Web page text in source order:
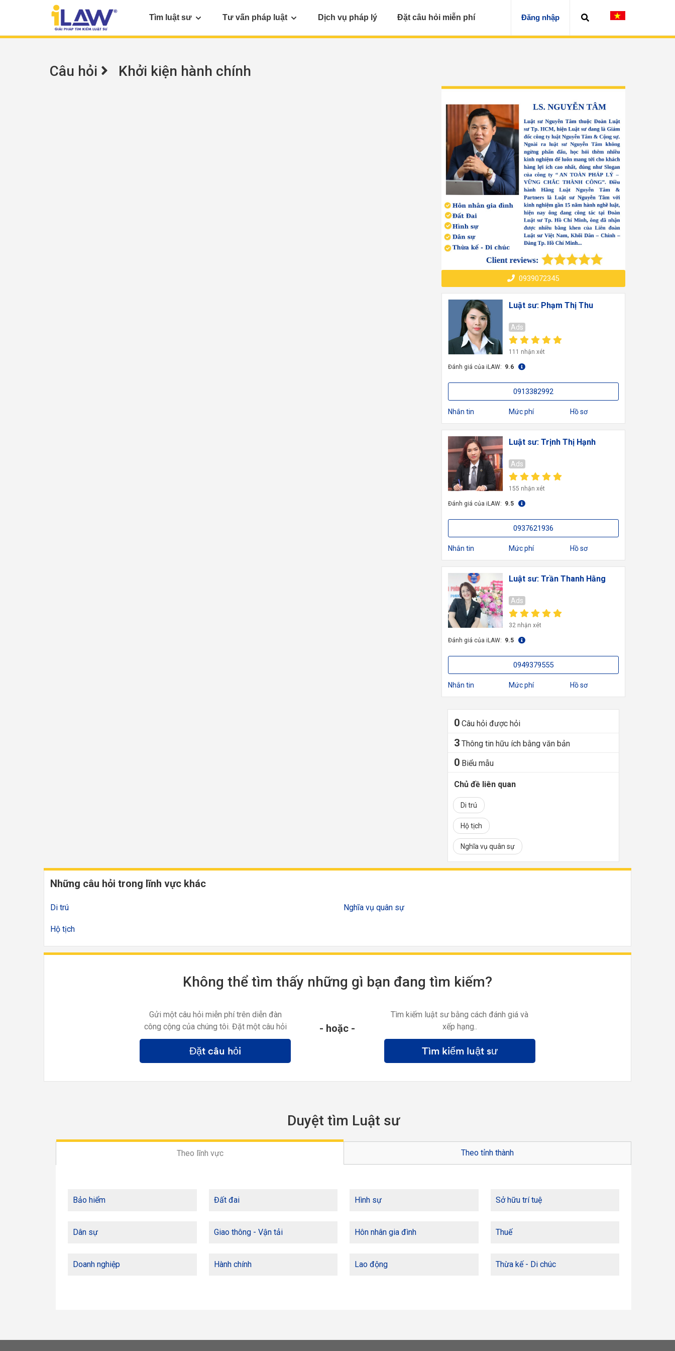
Tìm luật sư Tư vấn pháp luật Dịch vụ pháp lý Đặt câu hỏi miễn phí Đăng nhập
Câu hỏi Khởi kiện hành chính
0939072345
Luật sư: Phạm Thị Thu
Ads
111 nhận xét
Đánh giá của iLAW: 9.6
0913382992
Nhắn tin Mức phí Hồ sơ
Luật sư: Trịnh Thị Hạnh
Ads
155 nhận xét
Đánh giá của iLAW: 9.5
0937621936
Nhắn tin Mức phí Hồ sơ
Luật sư: Trần Thanh Hằng
Ads
32 nhận xét
Đánh giá của iLAW: 9.5
0949379555
Nhắn tin Mức phí Hồ sơ
0 Câu hỏi được hỏi
3 Thông tin hữu ích bằng văn bản
0 Biểu mẫu
Chủ đề liên quan
Di trú
Hộ tịch
Nghĩa vụ quân sự
Những câu hỏi trong lĩnh vực khác
Di trú
Hộ tịch
Nghĩa vụ quân sự
Không thể tìm thấy những gì bạn đang tìm kiếm?
Gửi một câu hỏi miễn phí trên diễn đàn
công cộng của chúng tôi. Đặt một câu hỏi
Đặt câu hỏi
- hoặc -
Tìm kiếm luật sư bằng cách đánh giá và
xếp hạng..
Tìm kiếm luật sư
Duyệt tìm Luật sư
Theo lĩnh vực Theo tỉnh thành
Bảo hiểm
Dân sự
Doanh nghiệp
Đất đai
Giao thông - Vận tải
Hành chính
Hình sự
Hôn nhân gia đình
Lao động
Sở hữu trí tuệ
Thuế
Thừa kế - Di chúc